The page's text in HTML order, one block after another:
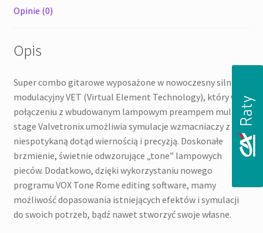
Opinie (0)
Opis
Super combo gitarowe wyposażone w nowoczesny silnik
modulacyjny VET (Virtual Element Technology), który w
połączeniu z wbudowanym lampowym preampem multi-
stage Valvetronix umożliwia symulacje wzmacniaczy z
niespotykaną dotąd wiernością i precyzją. Doskonałe
brzmienie, świetnie odwzorujące „tone” lampowych
pieców. Dodatkowo, dzięki wykorzystaniu nowego
programu VOX Tone Rome editing software, mamy
możliwość dopasowania istniejących efektów i symulacji
do swoich potrzeb, bądź nawet stworzyć swoje własne.